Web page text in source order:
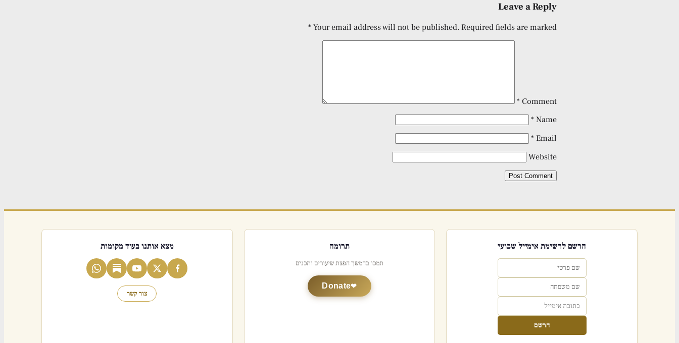
Leave a Reply
Your email address will not be published. Required fields are marked
*
Comment
*
Name
*
Email
*
Website
הרשם לרשימת אימייל שבועי
הרשם
תרומה
תמכו בהמשך הפצת שיעורים ותכנים
Donate
מצא אותנו בעוד מקומות
צור קשר